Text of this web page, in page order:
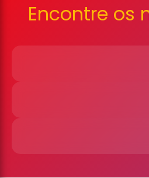
Encontre os